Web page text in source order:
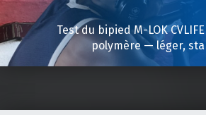
Test du bipied M-LOK
polymère — léger,